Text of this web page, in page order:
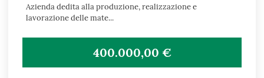
Azienda dedita alla produzione, realizzazione e
lavorazione delle mate...
400.000,00 €